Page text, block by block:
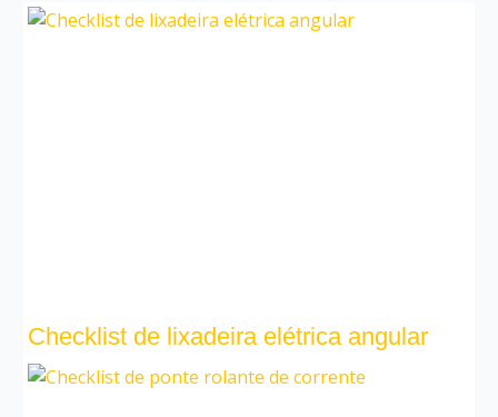
Checklist de lixadeira elétrica angular